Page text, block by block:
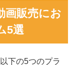
画販売にお
5選
下の5つのプラ